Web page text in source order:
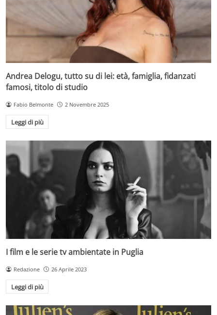
Andrea Delogu, tutto su di lei: età, famiglia, fidanzati
famosi, titolo di studio
Fabio Belmonte 2 Novembre 2025
Leggi di più
I film e le serie tv ambientate in Puglia
Redazione 26 Aprile 2023
Leggi di più